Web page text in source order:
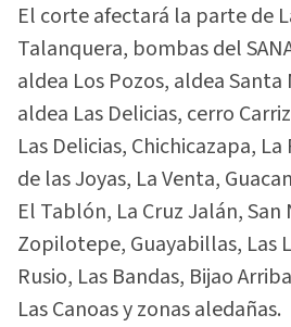
El corte afectará la parte de
Talanquera, bombas del
aldea Los Pozos, aldea Santa
aldea Las Delicias, cerro
Las Delicias, Chichicazapa,
de las Joyas, La Venta,
El Tablón, La Cruz Jalán, San
Zopilotepe, Guayabillas, Las
Rusio, Las Bandas, Bijao
Las Canoas y zonas aledañas.